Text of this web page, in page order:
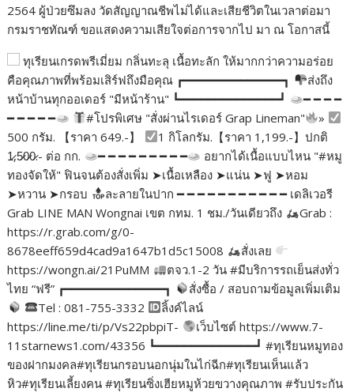
2564 ผู้ป่วยซึมลง วัดสัญญาณชีพไม่ได้และเสียชีวิตในเวลาต่อมา
กรมราชทัณฑ์ ขอแสดงความเสียใจต่อการจากไป มา ณ โอกาสนี้
ทุเรียนเกรดพรีเมี่ยม กลิ่นทะลุ เนื้อทะลัก ให้มากกว่าความอร่อย
คือคุณภาพที่พร้อมเสิร์ฟถึงมือคุณ ┏━━━━━━━━━━━━━━┓
ส่งถึง
หน้าบ้านทุกออเดอร์ "มีหน้าร้าน" ┗━━━━━━━━━━━━━━┛
━ ━ ━ ━
━ ━ ━ ━ ━
#โปรพิเศษ "สั่งผ่านไรเดอร์ Grap Lineman"
»
500 กรัม. 【ราคา 649.-】
1 กิโลกรัม.【ราคา 1,199.-】ปกติ
1̷,5̷0̷0̷.- ต่อ กก.
━ ━ ━ ━ ━ ━ ━ ━ ━
อยากได้เนื้อแบบไหน "#หมู
ทองจัดให้" ฟินจนต้องสั่งเพิ่ม ➤เนื้อเหลือง ➤แน่น ➤ฟู ➤หอม
➤หวาน ➤กรอบ
ละลายในปาก ━ ━ ━ ━ ━ ━ ━ ━ ━ ━ ━ เดลิเวอรี
Grab LINE MAN Wongnai เขต กทม. 1 ชม./วันเดียวถึง
Grab :
https://r.grab.com/g/0-
8678eeff659d4cad9a1647b1d5c15008
สั่งเลย
https://wongn.ai/21PuMM
ตจว.1-2 วัน #มีบริการรถเย็นส่งทั่ว
ไทย “ฟรี” ┏━━━━━━━━━━━━━━┓
สั่งซื้อ / สอบถามข้อมูลเพิ่มเติม
Tel : 081-755-3332
ลิ้งค์ไลน์
https://line.me/ti/p/Vs22pbpiT-
เว็บไซต์ https://www.7-
11starnews1.com/43356 ┗━━━━━━━━━━━━━━┛ #ทุเรียนหมูทอง
ของฝากมงคล#ทุเรียนกรอบนอกนุ่มในไก่ฉีก#ทุเรียนเห็นแล้ว
หิว#ทุเรียนเลี้ยงคน #ทุเรียนซิ่งเฮียหมูห้วยขวางคุณภาพ #รับประกัน